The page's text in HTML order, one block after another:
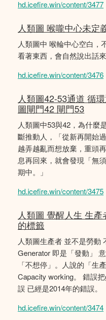
hd.icefire.win/content/3477
人類圖 喉嚨中心未定
人類圖中 喉輪中心空白，
看著東西，會自然說出話來
hd.icefire.win/content/3476
人類圖42-53通道 循
圖閘門42 閘門53
人類圖中53與42，為什麼
斷推動人，「從新再開始
越弄越亂而想放棄，重頭
息再回來，就會發現「無
期中。」
hd.icefire.win/content/3475
人類圖 覺醒人生 生
的標籤
人類圖生產者 並不是勞動
Generator 即是「發動」
「不想停」。人說的「生
Capacity working。 錯誤
誤 已經是2014年的錯誤。
hd.icefire.win/content/3474